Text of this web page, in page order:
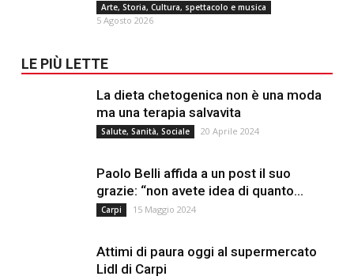
Arte, Storia, Cultura, spettacolo e musica
5 Agosto 2026
LE PIÙ LETTE
La dieta chetogenica non è una moda
ma una terapia salvavita
Salute, Sanità, Sociale 20 Aprile 2024
Paolo Belli affida a un post il suo
grazie: “non avete idea di quanto...
Carpi 15 Maggio 2024
Attimi di paura oggi al supermercato
Lidl di Carpi